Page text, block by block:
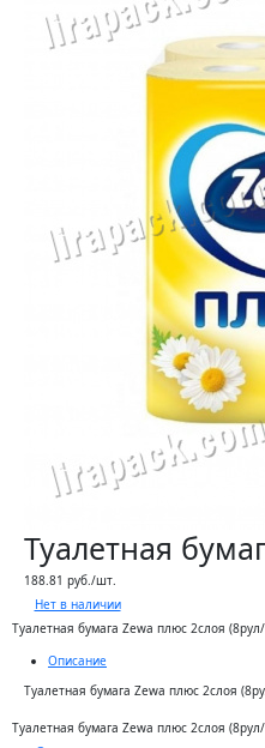
Туалетная
188.81 руб./шт.
Нет в наличии
Туалетная бумага Zewa плюс 2слоя
Описание
Туалетная бумага Zewa плюс 2слоя
Туалетная бумага Zewa плюс 2слоя